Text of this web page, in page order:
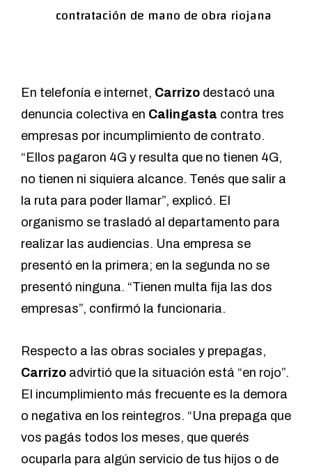
contratación de mano de obra riojana
En telefonía e internet, Carrizo destacó una
denuncia colectiva en Calingasta contra tres
empresas por incumplimiento de contrato.
“Ellos pagaron 4G y resulta que no tienen 4G,
no tienen ni siquiera alcance. Tenés que salir a
la ruta para poder llamar”, explicó. El
organismo se trasladó al departamento para
realizar las audiencias. Una empresa se
presentó en la primera; en la segunda no se
presentó ninguna. “Tienen multa fija las dos
empresas”, confirmó la funcionaria.
Respecto a las obras sociales y prepagas,
Carrizo advirtió que la situación está “en rojo”.
El incumplimiento más frecuente es la demora
o negativa en los reintegros. “Una prepaga que
vos pagás todos los meses, que querés
ocuparla para algún servicio de tus hijos o de